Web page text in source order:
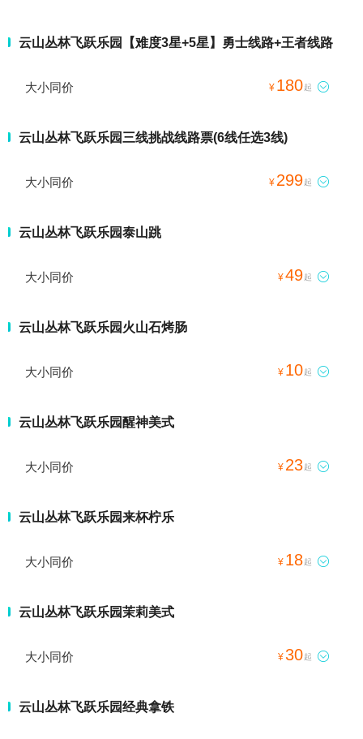
云山丛林飞跃乐园【难度3星+5星】勇士线路+王者线路
大小同价 ¥ 180起 
云山丛林飞跃乐园三线挑战线路票(6线任选3线)
大小同价 ¥ 299起 
云山丛林飞跃乐园泰山跳
大小同价 ¥49起 
云山丛林飞跃乐园火山石烤肠
大小同价 ¥ 10起 
云山丛林飞跃乐园醒神美式
大小同价 ¥ 23起 
云山丛林飞跃乐园来杯柠乐
大小同价 ¥ 18起 
云山丛林飞跃乐园茉莉美式
大小同价 ¥30起 
云山丛林飞跃乐园经典拿铁